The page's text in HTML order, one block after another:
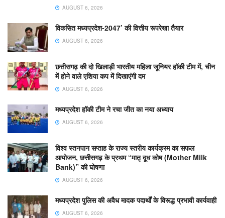
AUGUST 6, 2026
विकसित मध्यप्रदेश-2047’ की वित्तीय रूपरेखा तैयार
AUGUST 6, 2026
छत्तीसगढ़ की दो खिलाड़ी भारतीय महिला जूनियर हॉकी टीम में, चीन
में होने वाले एशिया कप में दिखाएंगी दम
AUGUST 6, 2026
मध्यप्रदेश हॉकी टीम ने रचा जीत का नया अध्याय
AUGUST 6, 2026
विश्व स्तनपान सप्ताह के राज्य स्तरीय कार्यक्रम का सफल
आयोजन, छत्तीसगढ़ के प्रथम “मातृ दूध कोष (Mother Milk
Bank)” की घोषणा
AUGUST 6, 2026
मध्यप्रदेश पुलिस की अवैध मादक पदार्थों के विरूद्ध प्रभावी कार्यवाही
AUGUST 6, 2026